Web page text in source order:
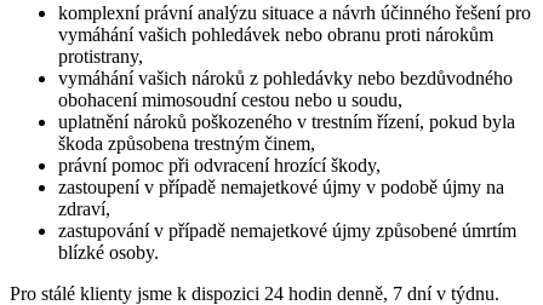
komplexní právní analýzu situace a návrh účinného řešení pro
vymáhání vašich pohledávek nebo obranu proti nárokům
protistrany,
vymáhání vašich nároků z pohledávky nebo bezdůvodného
obohacení mimosoudní cestou nebo u soudu,
uplatnění nároků poškozeného v trestním řízení, pokud byla
škoda způsobena trestným činem,
právní pomoc při odvracení hrozící škody,
zastoupení v případě nemajetkové újmy v podobě újmy na
zdraví,
zastupování v případě nemajetkové újmy způsobené úmrtím
blízké osoby.
Pro stálé klienty jsme k dispozici 24 hodin denně, 7 dní v týdnu.